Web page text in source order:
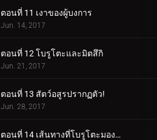
ตอนที่ 11 เงาของผู้บงการ
Jun. 14, 2017
ตอนที่ 12 โบรูโตะและมิตสึกิ
Jun. 21, 2017
ตอนที่ 13 สัตว์อสูรปรากฏตัว!
Jun. 28, 2017
ตอนที่ 14 เส้นทางที่โบรูโตะมองเห็น